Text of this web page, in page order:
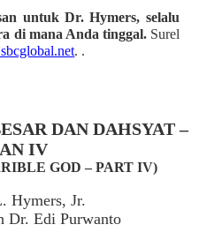
untuk Dr. Hymers, selalu
di mana Anda tinggal. Surel
. .
DAN DAHSYAT –
IV
GOD – PART IV)
Hymers, Jr.
Dr. Edi Purwanto